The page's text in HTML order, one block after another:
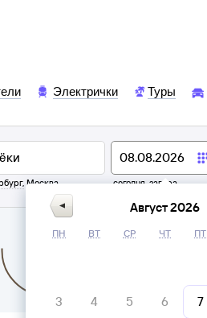
Электрички Туры
, Москва сегодня, завтра
Август 2026
ПН ВТ СР ЧТ ПТ
3 4 5 6 7